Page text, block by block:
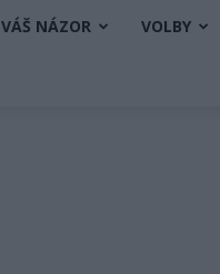
VÁŠ NÁZOR VOLBY